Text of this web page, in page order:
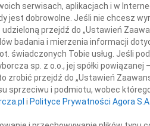
INNE
Tadeusz
Z dużym
31.07.2026
Wyrazy
29.07.2026
Wyrazy
27.07.2026
Pani
serwisach, aplikacjach i w
jest dobrowolne. Jeśli nie chcesz
przejdź do „Ustawień
badania i mierzenia informacji
świadczonych Tobie usług. Jeśli
sp. z o.o., jej spółki powiązanej
przejdź do „Ustawień
sprzeciwu i podmiotu, wobec
i Polityce Prywatności Agora S.A.